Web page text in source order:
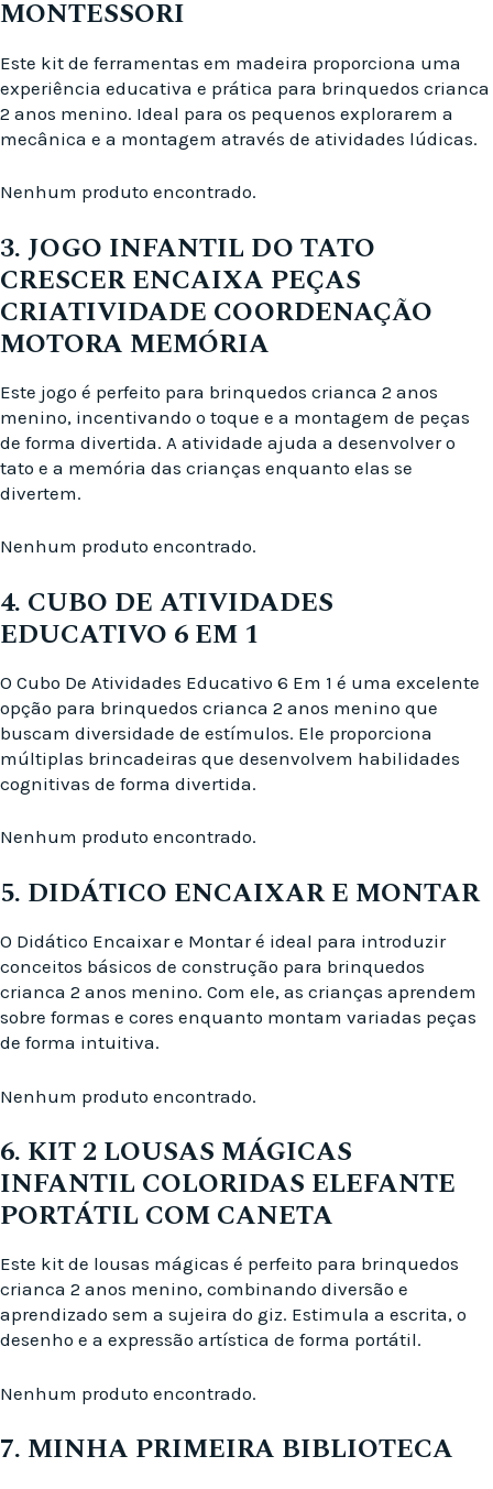
MONTESSORI
Este kit de ferramentas em madeira proporciona uma
experiência educativa e prática para brinquedos crianca
2 anos menino. Ideal para os pequenos explorarem a
mecânica e a montagem através de atividades lúdicas.
Nenhum produto encontrado.
3. JOGO INFANTIL DO TATO
CRESCER ENCAIXA PEÇAS
CRIATIVIDADE COORDENAÇÃO
MOTORA MEMÓRIA
Este jogo é perfeito para brinquedos crianca 2 anos
menino, incentivando o toque e a montagem de peças
de forma divertida. A atividade ajuda a desenvolver o
tato e a memória das crianças enquanto elas se
divertem.
Nenhum produto encontrado.
4. CUBO DE ATIVIDADES
EDUCATIVO 6 EM 1
O Cubo De Atividades Educativo 6 Em 1 é uma excelente
opção para brinquedos crianca 2 anos menino que
buscam diversidade de estímulos. Ele proporciona
múltiplas brincadeiras que desenvolvem habilidades
cognitivas de forma divertida.
Nenhum produto encontrado.
5. DIDÁTICO ENCAIXAR E MONTAR
O Didático Encaixar e Montar é ideal para introduzir
conceitos básicos de construção para brinquedos
crianca 2 anos menino. Com ele, as crianças aprendem
sobre formas e cores enquanto montam variadas peças
de forma intuitiva.
Nenhum produto encontrado.
6. KIT 2 LOUSAS MÁGICAS
INFANTIL COLORIDAS ELEFANTE
PORTÁTIL COM CANETA
Este kit de lousas mágicas é perfeito para brinquedos
crianca 2 anos menino, combinando diversão e
aprendizado sem a sujeira do giz. Estimula a escrita, o
desenho e a expressão artística de forma portátil.
Nenhum produto encontrado.
7. MINHA PRIMEIRA BIBLIOTECA